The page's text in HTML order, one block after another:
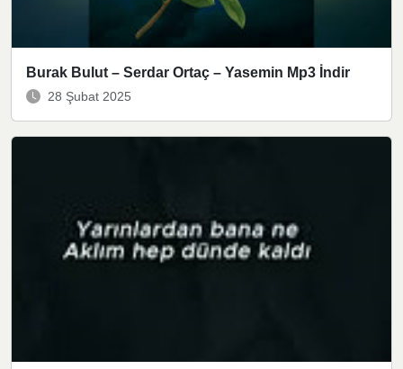
Burak Bulut – Serdar Ortaç – Yasemin Mp3 İndir
28 Şubat 2025